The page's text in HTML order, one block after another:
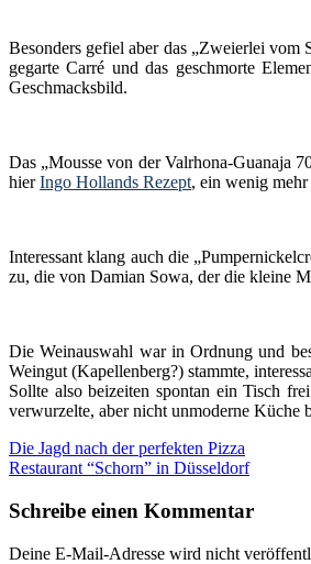
Besonders gefiel aber das „Zweierlei vom
gegarte Carré und das geschmorte
Geschmacksbild.
Das „Mousse von der Valrhona-Guanaja
hierIngo Hollands Rezept, ein wenig
Interessant klang auch die
zu, die von Damian Sowa, der die kleine
Die Weinauswahl war in Ordnung und
Weingut (Kapellenberg?) stammte,
Sollte also beizeiten spontan ein Tisch
verwurzelte, aber nicht unmoderne Küche
Beitragsnavigation
Die Jagd nach der perfekten Pizza
Restaurant “Schorn” in Düsseldorf
Schreibe einen Kommentar
Deine E-Mail-Adresse wird nicht